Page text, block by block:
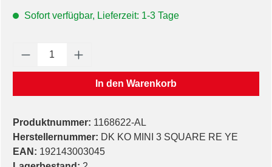
Sofort verfügbar, Lieferzeit: 1-3 Tage
Produkt Anzahl: Gib den gewünschten
In den Warenkorb
Produktnummer: 1168622-AL
Herstellernummer: DK KO MINI 3 SQUARE RE YE
EAN: 192143003045